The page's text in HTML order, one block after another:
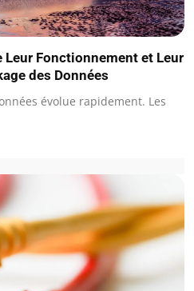
Leur Fonctionnement et Leur
des Données
évolue rapidement. Les